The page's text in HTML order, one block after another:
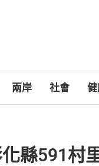
兩岸 社會
縣591村